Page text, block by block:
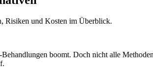
Risiken und Kosten im Überblick.
boomt. Doch nicht alle